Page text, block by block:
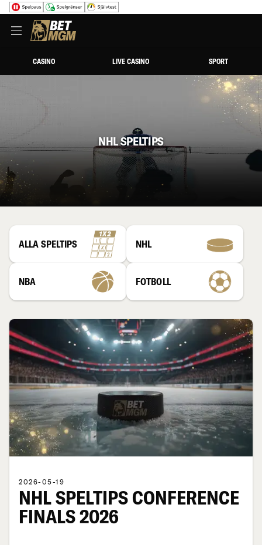
CASINO LIVE CASINO SPORT
NHL SPELTIPS
ALLA SPELTIPS NHL
NBA FOTBOLL
2026-05-19
NHL SPELTIPS CONFERENCE
FINALS 2026